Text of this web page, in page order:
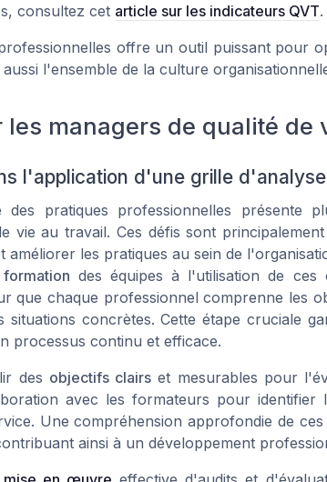
consultez cet article sur les indicateurs QVT.
offre un outil puissant pour
l'ensemble de la culture
managers de qualité de
l'application d'une grille d'analyse
des pratiques professionnelles présente
vie au travail. Ces défis sont
les pratiques au sein de
formation des équipes à l'utilisation de ces
que chaque professionnel comprenne les
situations concrètes. Cette étape cruciale
processus continu et efficace.
des objectifs clairs et mesurables pour
avec les formateurs pour identifier
Une compréhension approfondie de
ainsi à un développement